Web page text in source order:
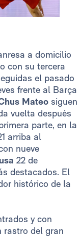
a domicilio
con su tercera
el pasado
frente al Barça
Mateo siguen
vuelta después
parte, en la
arriba al
nueve
22 de
destacados. El
histórico de la
y con
rastro del gran